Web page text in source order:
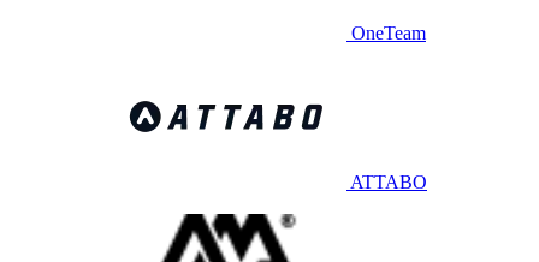
OneTeam
ATTABO